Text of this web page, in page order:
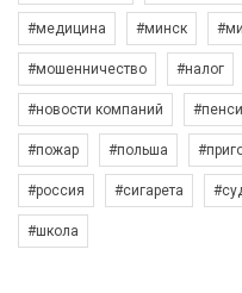
#медицина #минск
#мошенничество #налог
#новости компаний
#пожар #польша
#россия #сигарета
#школа